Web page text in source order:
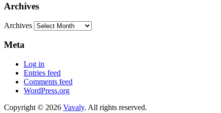
Archives
Archives
Meta
Log in
Entries feed
Comments feed
WordPress.org
Copyright © 2026 Vavaly. All rights reserved.